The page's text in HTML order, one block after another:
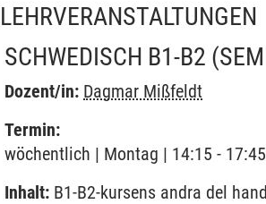
LEHRVERANSTALTUNGEN
SCHWEDISCH B1-B2
Dozent/in: Dagmar Mißfeldt
Termin:
wöchentlich | Montag | 14:15 -
Inhalt: B1-B2-kursens andra del